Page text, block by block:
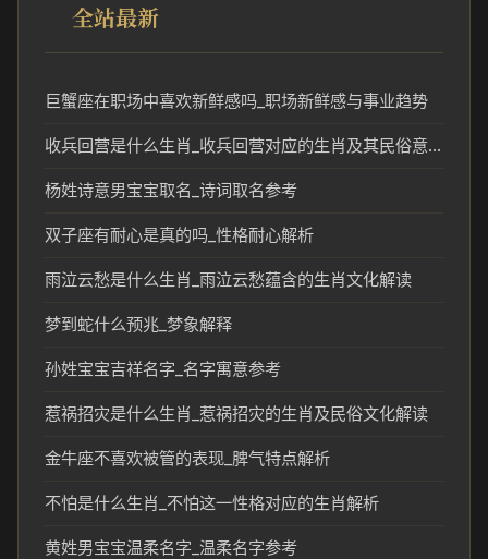
全站最新
巨蟹座在职场中喜欢新鲜感吗_职场新鲜感与事业趋势
收兵回营是什么生肖_收兵回营对应的生肖及其民俗意义
杨姓诗意男宝宝取名_诗词取名参考
双子座有耐心是真的吗_性格耐心解析
雨泣云愁是什么生肖_雨泣云愁蕴含的生肖文化解读
梦到蛇什么预兆_梦象解释
孙姓宝宝吉祥名字_名字寓意参考
惹祸招灾是什么生肖_惹祸招灾的生肖及民俗文化解读
金牛座不喜欢被管的表现_脾气特点解析
不怕是什么生肖_不怕这一性格对应的生肖解析
黄姓男宝宝温柔名字_温柔名字参考